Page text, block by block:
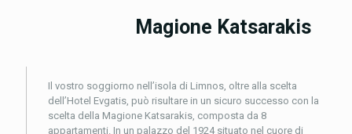
Magione Katsarakis
Il vostro soggiorno nell’isola di Limnos, oltre alla scelta
dell’Hotel Evgatis, può risultare in un sicuro successo con la
scelta della Magione Katsarakis, composta da 8
appartamenti. In un palazzo del 1924 situato nel cuore di